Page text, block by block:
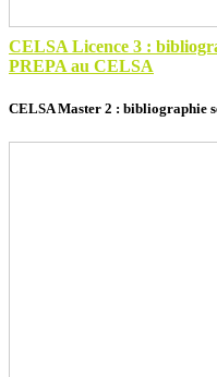
CELSA Licence 3 :
PREPA au CELSA
CELSA Master 2 : bibliographie